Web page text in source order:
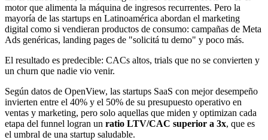
motor que alimenta la máquina de ingresos recurrentes. Pero la
mayoría de las startups en Latinoamérica abordan el marketing
digital como si vendieran productos de consumo: campañas de Meta
Ads genéricas, landing pages de "solicitá tu demo" y poco más.
El resultado es predecible: CACs altos, trials que no se convierten y
un churn que nadie vio venir.
Según datos de OpenView, las startups SaaS con mejor desempeño
invierten entre el 40% y el 50% de su presupuesto operativo en
ventas y marketing, pero solo aquellas que miden y optimizan cada
etapa del funnel logran un ratio LTV/CAC superior a 3x, que es
el umbral de una startup saludable.